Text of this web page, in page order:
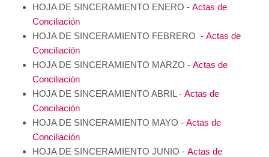
HOJA DE SINCERAMIENTO ENERO - Actas de
Conciliación
HOJA DE SINCERAMIENTO FEBRERO - Actas de
Conciliación
HOJA DE SINCERAMIENTO MARZO - Actas de
Conciliación
HOJA DE SINCERAMIENTO ABRIL - Actas de
Conciliación
HOJA DE SINCERAMIENTO MAYO - Actas de
Conciliación
HOJA DE SINCERAMIENTO JUNIO - Actas de